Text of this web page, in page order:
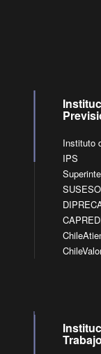
Instituto
IPS
SUSESO
Trabajo